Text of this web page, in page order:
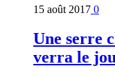
15 août 2017 0
Une serre
verra le